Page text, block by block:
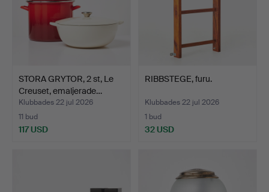
STORA GRYTOR, 2 st, Le
Creuset, emaljerade…
Klubbades 22 jul 2026
11 bud
117 USD
RIBBSTEGE, furu.
Klubbades 22 jul 2026
1 bud
32 USD